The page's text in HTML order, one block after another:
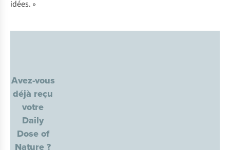
idées. »
Avez-vous
déjà reçu
votre
Daily
Dose of
Nature ?